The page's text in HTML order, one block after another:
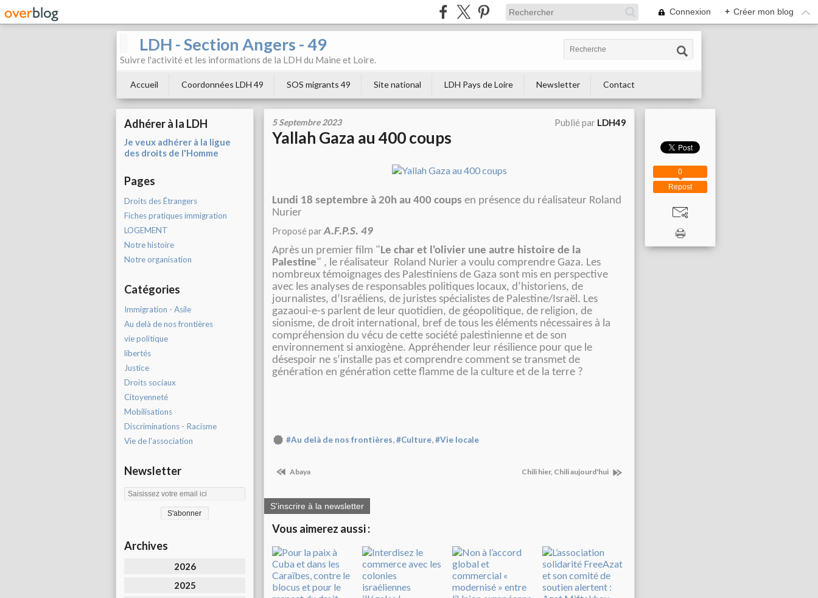
Connexion + Créer mon blog
LDH - Section Angers - 49
Suivre l'activité et les informations de la LDH du Maine et Loire.
Accueil Coordonnées LDH 49 SOS migrants 49 Site national LDH Pays de Loire Newsletter Contact
Adhérer à la LDH
Je veux adhérer à la ligue
des droits de l'Homme
Pages
Droits des Étrangers
Fiches pratiques immigration
LOGEMENT
Notre histoire
Notre organisation
Catégories
Immigration - Asile
Au delà de nos frontières
vie politique
libertés
Justice
Droits sociaux
Citoyenneté
Mobilisations
Discriminations - Racisme
Vie de l'association
Newsletter
Archives
2026
2025
5 Septembre 2023 Publié par LDH49
Yallah Gaza au 400 coups
Lundi 18 septembre à 20h au 400 coups en présence du réalisateur Roland
Nurier
Proposé parA.F.P.S. 49
Après un premier film "Le char et l'olivier une autre histoire de la
Palestine" , le réalisateur Roland Nurier a voulu comprendre Gaza. Les
nombreux témoignages des Palestiniens de Gaza sont mis en perspective
avec les analyses de responsables politiques locaux, d’historiens, de
journalistes, d’Israéliens, de juristes spécialistes de Palestine/Israël. Les
gazaoui-e-s parlent de leur quotidien, de géopolitique, de religion, de
sionisme, de droit international, bref de tous les éléments nécessaires à la
compréhension du vécu de cette société palestinienne et de son
environnement si anxiogène. Appréhender leur résilience pour que le
désespoir ne s’installe pas et comprendre comment se transmet de
génération en génération cette flamme de la culture et de la terre ?
#Au delà de nos frontières,#Culture,#Vie locale
Abaya Chili hier, Chili aujourd'hui
S'inscrire à la newsletter
Vous aimerez aussi :
Repost
0